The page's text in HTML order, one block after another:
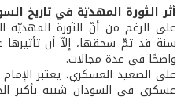
أثر الثورة المهديّة في تاريخ
على الرغم من أنّ الثورة
سنة قد تمّ سحقها، إلاّ أن تأثيرها
واضحًا في عدة مجالات.
على الصعيد العسكري، يعتبر
عسكري في السودان شبيه بأكبر